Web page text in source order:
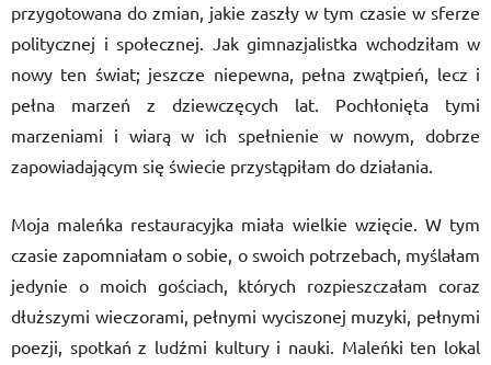
przygotowana do zmian, jakie zaszły w tym czasie w sferze
politycznej i społecznej. Jak gimnazjalistka wchodziłam w
nowy ten świat; jeszcze niepewna, pełna zwątpień, lecz i
pełna marzeń z dziewczęcych lat. Pochłonięta tymi
marzeniami i wiarą w ich spełnienie w nowym, dobrze
zapowiadającym się świecie przystąpiłam do działania.
Moja maleńka restauracyjka miała wielkie wzięcie. W tym
czasie zapomniałam o sobie, o swoich potrzebach, myślałam
jedynie o moich gościach, których rozpieszczałam coraz
dłuższymi wieczorami, pełnymi wyciszonej muzyki, pełnymi
poezji, spotkań z ludźmi kultury i nauki. Maleńki ten lokal